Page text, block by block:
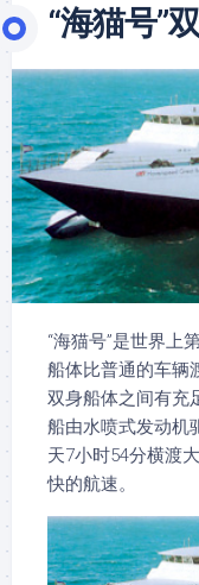
“海猫号”
“海猫号”是世界上
船体比普通的车辆
双身船体之间有充
船由水喷式发动机
天7小时54分横渡
快的航速。